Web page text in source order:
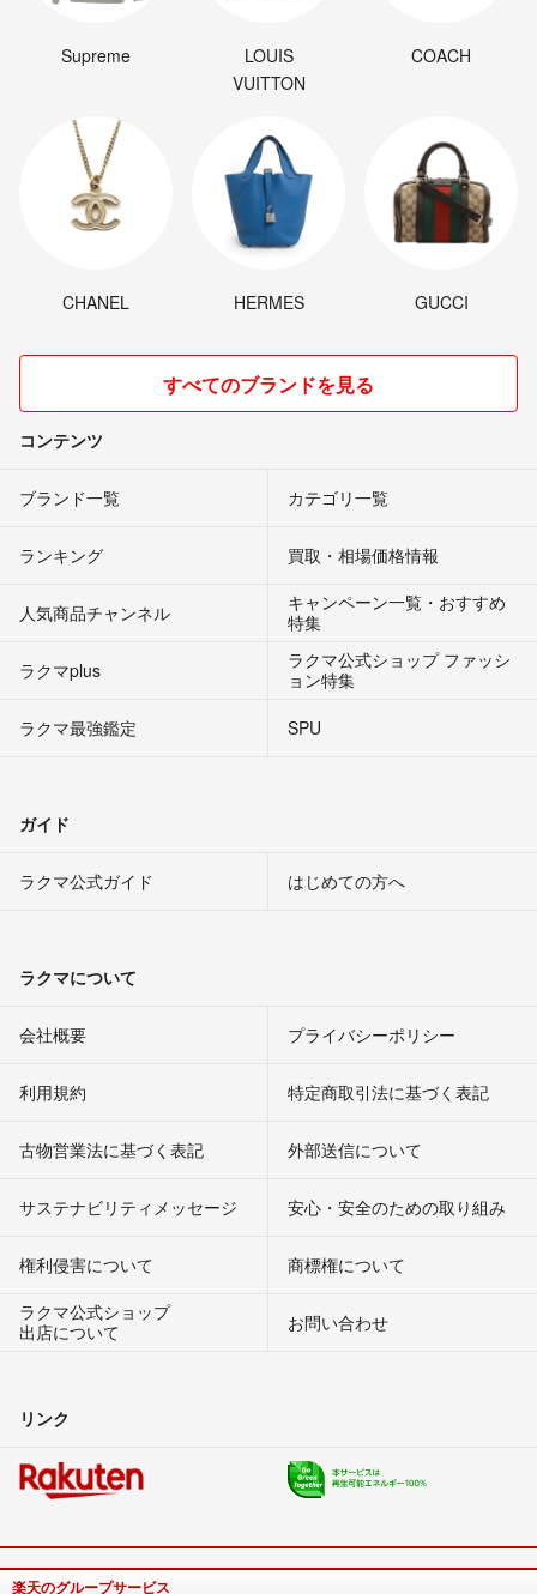
Supreme
LOUIS
VUITTON
COACH
CHANEL HERMES GUCCI
すべてのブランドを見る
コンテンツ
ブランド一覧 カテゴリ一覧
ランキング 買取・相場価格情報
人気商品チャンネル
キャンペーン一覧・おすすめ
特集
ラクマplus
ラクマ公式ショップ ファッシ
ョン特集
ラクマ最強鑑定
SPU
ガイド
ラクマ公式ガイド はじめての方へ
ラクマについて
会社概要 プライバシーポリシー
利用規約 特定商取引法に基づく表記
古物営業法に基づく表記 外部送信について
サステナビリティメッセージ 安心・安全のための取り組み
権利侵害について
商標権について
ラクマ公式ショップ
出店について
お問い合わせ
リンク
楽天のグループサービス